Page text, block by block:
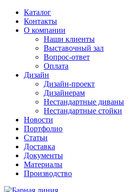
Каталог
Контакты
О компании
Наши клиенты
Выставочный зал
Вопрос-ответ
Оплата
Дизайн
Дизайн-проект
Дизайнерам
Нестандартные диваны
Нестандартные стойки
Новости
Портфолио
Статьи
Доставка
Документы
Материалы
Производство